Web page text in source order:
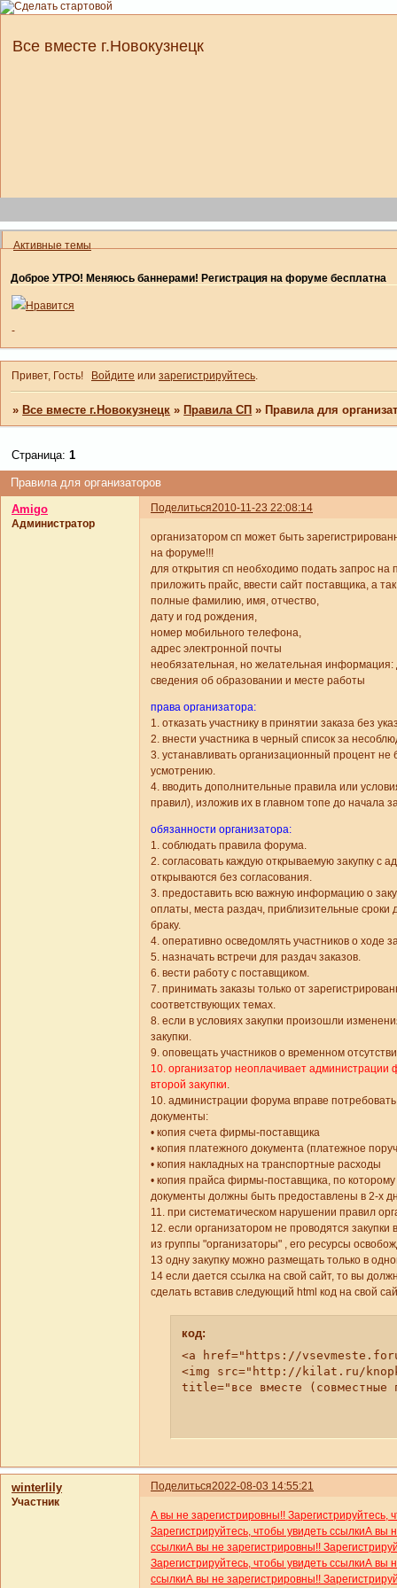
Все вместе г.Новокузнецк
Активные темы
Доброе УТРО! Меняюсь баннерами! Регистрация на форуме бесплатна
Нравится
-
Привет, Гость! Войдите или зарегистрируйтесь.
»Все вместе г.Новокузнецк »Правила СП »Правила для
Правила для организаторов
Страница:1
Поделиться2010-11-23 22:08:14
Amigo
Администратор
организатором сп может быть
на форуме!!!
для открытия сп необходимо подать запрос на
приложить прайс, ввести сайт поставщика, а
полные фамилию, имя, отчество,
дату и год рождения,
номер мобильного телефона,
адрес электронной почты
необязательная, но желательная
сведения об образовании и месте работы
права организатора:
1. отказать участнику в принятии заказа без
2. внести участника в черный список за
3. устанавливать организационный процент не
усмотрению.
4. вводить дополнительные правила или
правил), изложив их в главном топе до начала
обязанности организатора:
1. соблюдать правила форума.
2. согласовать каждую открываемую закупку с
открываются без согласования.
3. предоставить всю важную информацию о
оплаты, места раздач, приблизительные сроки
браку.
4. оперативно осведомлять участников о ходе
5. назначать встречи для раздач заказов.
6. вести работу с поставщиком.
7. принимать заказы только от
соответствующих темах.
8. если в условиях закупки произошли
закупки.
9. оповещать участников о временном
10. организатор неоплачивает администрации
второй закупки.
10. администрации форума вправе
документы:
• копия счета фирмы-поставщика
• копия платежного документа (платежное
• копия накладных на транспортные расходы
• копия прайса фирмы-поставщика, по
документы должны быть предоставлены в 2-х
11. при систематическом нарушении правил
12. если организатором не проводятся
из группы "организаторы" , его ресурсы
13 одну закупку можно размещать только в
14 если дается ссылка на свой сайт, то вы
сделать вставив следующий html код на свой
код:
<a href="https://
<img src="http://kilat.ru/
title="все вместе (совместные
Поделиться2022-08-03 14:55:21
winterlily
Участник
А вы не зарегистрировны!! Зарегистрируйтесь,
Зарегистрируйтесь, чтобы увидеть ссылкиА вы
ссылкиА вы не зарегистрировны!!
Зарегистрируйтесь, чтобы увидеть ссылкиА вы
ссылкиА вы не зарегистрировны!!